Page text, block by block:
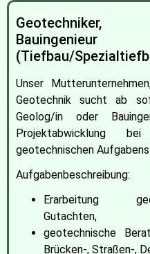
Geotechniker,
Bauingenieur
(Tiefbau/
Unser
Geotechnik sucht ab
Geolog/in oder
Projektabwicklung
geotechnischen
Aufgabenbeschreibung:
Erarbeitung
Gutachten,
geotechnische
Brücken-, Straßen-,